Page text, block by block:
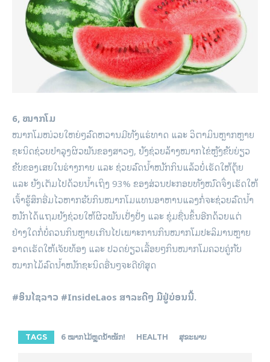
6, ໝາກໂມ
ໝາກໂມໜ່ວຍໃຫຍ່ໆລົດຫວານມີທັງແຮ່ທາດ ແລະ ວິຕາມິນຫຼາກຫຼາຍ
ຊະນິດຊ່ວຍບຳລຸງຜິວພັນຂອງສາວໆ, ຍັງຊ່ວຍລ້າງໝາກໄຂ່ຫຼັງຂັບຍ່ຽວ
ຂັບຂອງເສຍໃນຮ່າງກາຍ ແລະ ຊ່ວຍລົດນ້ຳໜັກກິນແລ້ວບໍ່ເຮັດໃຫ້ຕຸ້ຍ
ແລະ ຍັງເຕັມໄປດ້ວຍນ້ຳເຖິງ 93% ຂອງສ່ວນປະກອບທັງໝົດຈຶ່ງເຮັດໃຫ້
ເຈົ້າຮູ້ສຶກອີ່ມໄວຫາກຮັບກິນໝາກໂມແທນອາຫານແລງກໍ່ຈະຊ່ວຍລົດນ້ຳ
ໜັກໄດ້ແຖມຍັງຊ່ວຍໃຫ້ຜິວພັນເປັ່ງປັ່ງ ແລະ ຊຸ່ມຊື່ນຂຶ້ນອີກດ້ວຍແຕ່
ຢ່າງໃດກໍ່ບໍ່ຄວນກິນຫຼາຍເກີນໄປເພາະການກິນໝາກໂມປະລິມານຫຼາຍ
ອາດເຮັດໃຫ້ເຈັບທ້ອງ ແລະ ປວດຍ່ຽວເລື້ອຍໆກິນໝາກໂມຄວບຄູ່ກັບ
ໝາກໄມ້ລົດນ້ຳໜັກຊະນິດອື່ນໆຈະດີທີສຸດ
#ອິນໄຊລາວ #InsideLaos ສາລະດີໆ ມີຢູ່ບ່ອນນີ້.
TAGS 6 ໝາກໄມ້ຫຼຸດນ້ຳໜັກ! HEALTH ສຸຂະພາບ